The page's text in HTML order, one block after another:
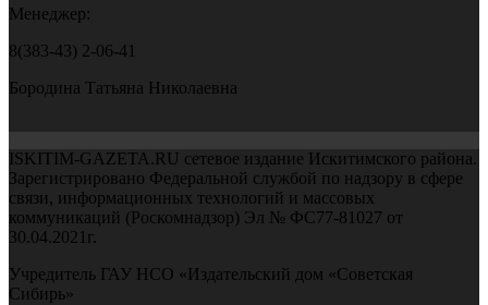
Менеджер:
8(383-43) 2-06-41
Бородина Татьяна Николаевна
ISKITIM-GAZETA.RU сетевое издание Искитимского района.
Зарегистрировано Федеральной службой по надзору в сфере
связи, информационных технологий и массовых
коммуникаций (Роскомнадзор) Эл № ФС77-81027 от
30.04.2021г.
Учредитель ГАУ НСО «Издательский дом «Советская
Сибирь»